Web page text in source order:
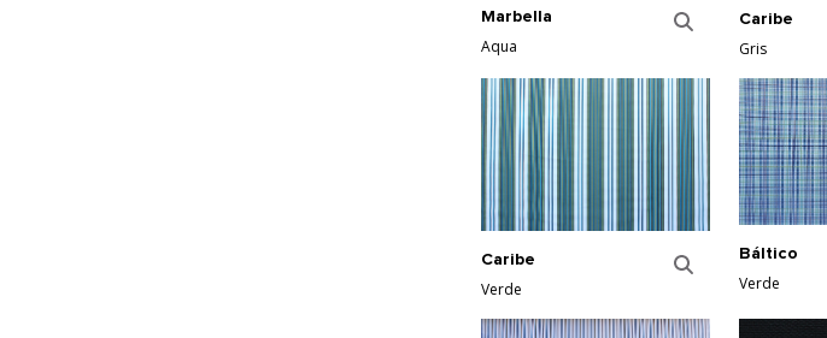
Marbella
Aqua
Caribe
Gris
Caribe
Verde
Báltico
Verde